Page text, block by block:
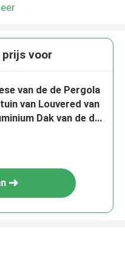
prijs voor
van de de Pergola
van Louvered van
Dak van de de